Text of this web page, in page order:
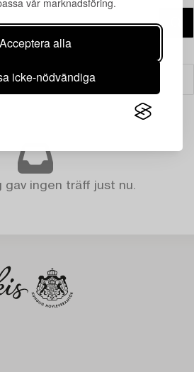
vår marknadsföring.
Acceptera alla
icke-nödvändiga
Filter
gav ingen träff just nu.